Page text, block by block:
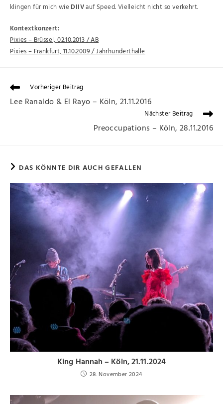
klingen für mich wieDIIVauf Speed. Vielleicht nicht so verkehrt.
Kontextkonzert:
Pixies – Brüssel, 02.10.2013 / AB
Pixies – Frankfurt, 11.10.2009 / Jahrhunderthalle
Vorheriger Beitrag
Lee Ranaldo & El Rayo – Köln, 21.11.2016
Nächster Beitrag
Preoccupations – Köln, 28.11.2016
DAS KÖNNTE DIR AUCH GEFALLEN
King Hannah – Köln, 21.11.2024
28. November 2024